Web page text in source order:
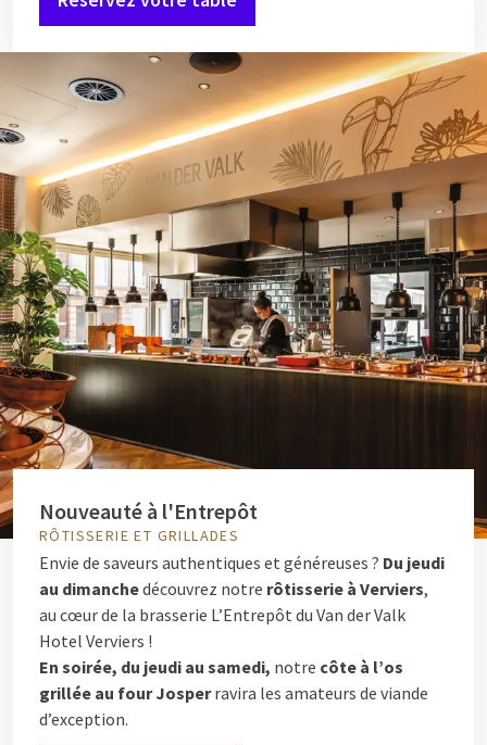
Nouveauté à l'Entrepôt
RÔTISSERIE ET GRILLADES
Envie de saveurs authentiques et généreuses ? Du jeudi
au dimanchedécouvrez notre rôtisserie à Verviers,
au cœur de la brasserie L’Entrepôt du Van der Valk
Hotel Verviers !
En soirée, du jeudi au samedi, notre côte à l’os
grillée au four Josperravira les amateurs de viande
d’exception.